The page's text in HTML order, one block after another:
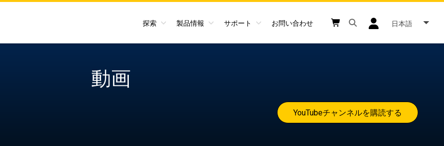
探索 製品情報 サポート お問い合わせ
Shopping cart button
Open search box button
User log in icon
日本語
動画
YouTubeチャンネルを購読する